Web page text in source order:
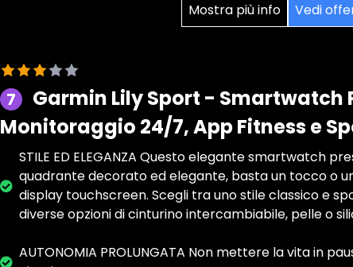
Mostra più info Vedi
7
Garmin Lily Sport - Smartwatch
Monitoraggio 24/7, App Fitness e
STILE ED ELEGANZA Questo elegante smartwatch
quadrante decorato ed elegante, basta un tocco o
display touchscreen. Scegli tra uno stile classico e
diverse opzioni di cinturino intercambiabile, pelle o
AUTONOMIA PROLUNGATA Non mettere la vita in